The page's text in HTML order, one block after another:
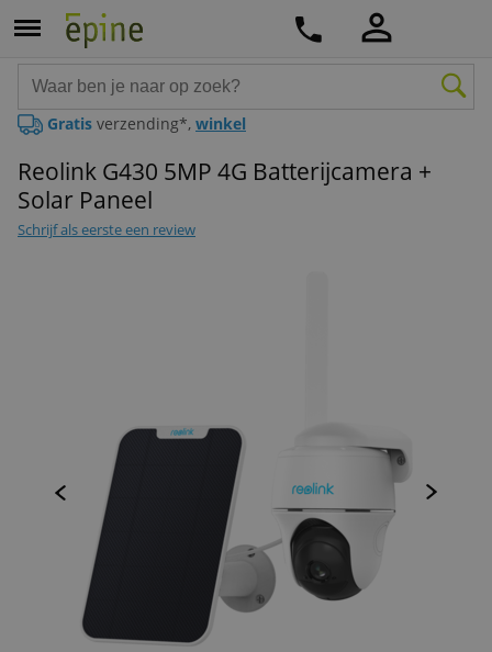
Gratis verzending*, winkel
Reolink G430 5MP 4G Batterijcamera +
Solar Paneel
Schrijf als eerste een review